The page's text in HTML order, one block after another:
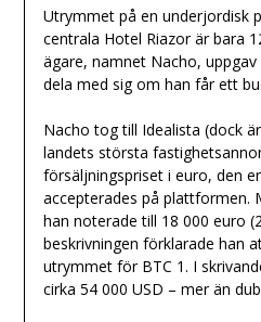
Utrymmet på en underjordisk
centrala Hotel Riazor är bara
ägare, namnet Nacho,
dela med sig om han får ett
Nacho tog till Idealista (dock
landets största
försäljningspriset i euro, den
accepterades på plattformen.
han noterade till 18 000 euro
beskrivningen förklarade han
utrymmet för BTC 1. I
cirka 54 000 USD – mer än